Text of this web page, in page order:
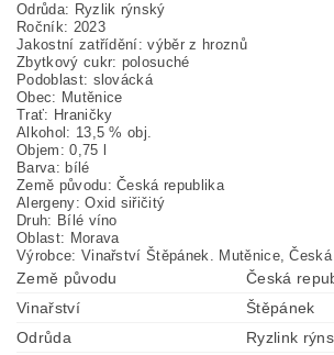
Odrůda: Ryzlik rýnský
Ročník: 2023
Jakostní zatřídění: výběr z hroznů
Zbytkový cukr: polosuché
Podoblast: slovácká
Obec: Mutěnice
Trať: Hraničky
Alkohol: 13,5 % obj.
Objem: 0,75 l
Barva: bílé
Země původu: Česká republika
Alergeny: Oxid siřičitý
Druh: Bílé víno
Oblast: Morava
Výrobce: Vinařství Štěpánek. Mutěnice,
Země původu
Česká
Vinařství
Štěpánek
Odrůda
Ryzlink